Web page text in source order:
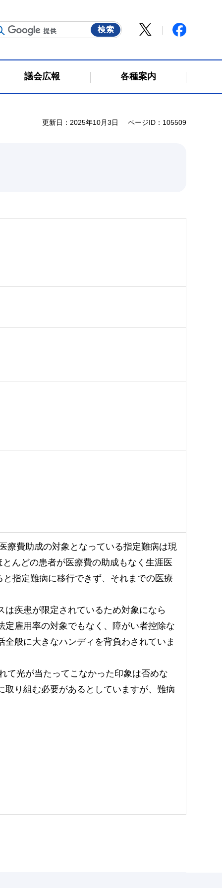
議会広報 各種案内
更新日：2025年10月3日 ページID：105509
費助成の対象となっている指定難病は現
んどの患者が医療費の助成もなく生涯医
指定難病に移行できず、それまでの医療
疾患が限定されているため対象になら
雇用率の対象でもなく、障がい者控除な
般に大きなハンディを背負わされていま
光が当たってこなかった印象は否めな
り組む必要があるとしていますが、難病